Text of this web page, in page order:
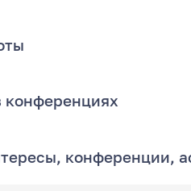
конференциях
конференции,